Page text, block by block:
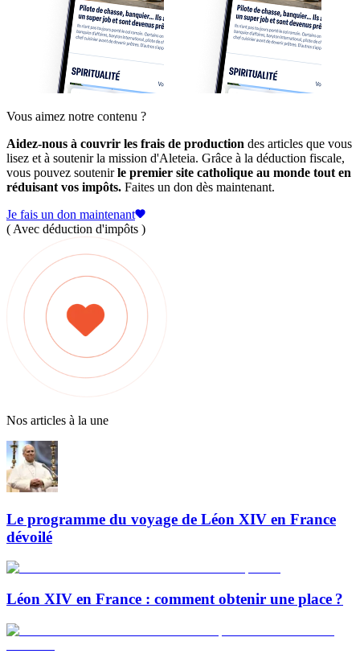
Vous aimez notre contenu ?
Aidez-nous à couvrir les frais de production des articles que vous
lisez et à soutenir la mission d'Aleteia. Grâce à la déduction fiscale,
vous pouvez soutenirle premier site catholique au monde tout en
réduisant vos impôts. Faites un don dès maintenant.
Je fais un don maintenant
( Avec déduction d'impôts )
Nos articles à la une
Le programme du voyage de Léon XIV en France
dévoilé
Léon XIV en France : comment obtenir une place ?